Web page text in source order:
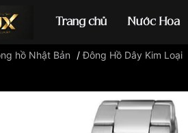
Trang chủ Nước Hoa
Đồng hồ casio
hồ Nhật Bản /Đông Hồ Dây Kim Loại